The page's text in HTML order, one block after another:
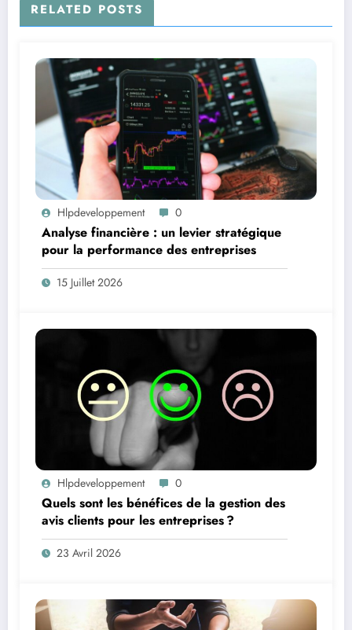
RELATED POSTS
Hlpdeveloppement 0
Analyse financière : un levier stratégique
pour la performance des entreprises
15 Juillet 2026
Hlpdeveloppement 0
Quels sont les bénéfices de la gestion des
avis clients pour les entreprises ?
23 Avril 2026